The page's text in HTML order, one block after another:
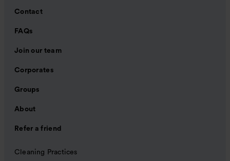
Contact
FAQs
Join our team
Corporates
Groups
About
Refer a friend
Cleaning Practices